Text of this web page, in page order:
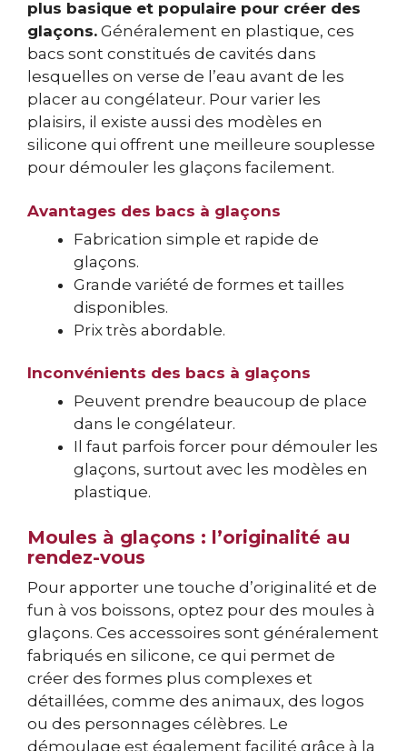
plus basique et populaire pour créer des
glaçons. Généralement en plastique, ces
bacs sont constitués de cavités dans
lesquelles on verse de l’eau avant de les
placer au congélateur. Pour varier les
plaisirs, il existe aussi des modèles en
silicone qui offrent une meilleure souplesse
pour démouler les glaçons facilement.
Avantages des bacs à glaçons
Fabrication simple et rapide de
glaçons.
Grande variété de formes et tailles
disponibles.
Prix très abordable.
Inconvénients des bacs à glaçons
Peuvent prendre beaucoup de place
dans le congélateur.
Il faut parfois forcer pour démouler les
glaçons, surtout avec les modèles en
plastique.
Moules à glaçons : l’originalité au
rendez-vous
Pour apporter une touche d’originalité et de
fun à vos boissons, optez pour des moules à
glaçons. Ces accessoires sont généralement
fabriqués en silicone, ce qui permet de
créer des formes plus complexes et
détaillées, comme des animaux, des logos
ou des personnages célèbres. Le
démoulage est également facilité grâce à la